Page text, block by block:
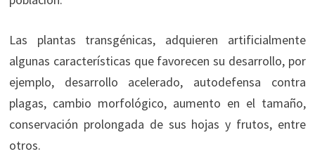
Las plantas transgénicas, adquieren artificialmente
algunas características que favorecen su desarrollo, por
ejemplo, desarrollo acelerado, autodefensa contra
plagas, cambio morfológico, aumento en el tamaño,
conservación prolongada de sus hojas y frutos, entre
otros.